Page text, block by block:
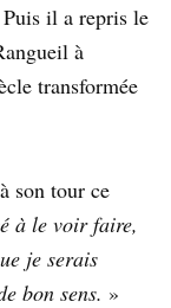
il a repris le
à
transformée
son tour ce
à le voir faire,
je serais
bon sens. »